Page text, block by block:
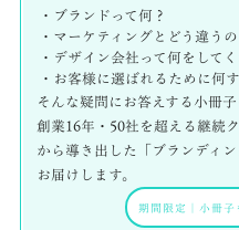
・ブランドって何？
・マーケティングとどう違う
・デザイン会社って何をして
・お客様に選ばれるために何
そんな疑問にお答えする小冊
創業16年・50社を超える継続
から導き出した「ブランディ
お届けします。
期間限定 ｜ 小冊子